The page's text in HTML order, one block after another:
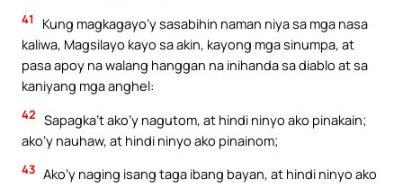
41
Kung magkagayo’y sasabihin naman niya sa mga nasa
kaliwa, Magsilayo kayo sa akin, kayong mga sinumpa, at
pasa apoy na walang hanggan na inihanda sa diablo at sa
kaniyang mga anghel:
42 Sapagka’t ako’y nagutom, at hindi ninyo ako pinakain;
ako’y nauhaw, at hindi ninyo ako pinainom;
43 Ako’y naging isang taga ibang bayan, at hindi ninyo ako
Download the Catholic
Gallery app for offline Mass